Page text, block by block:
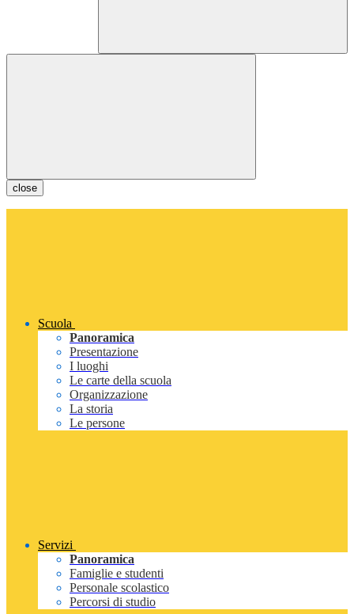
close
Scuola
Panoramica
Presentazione
I luoghi
Le carte della scuola
Organizzazione
La storia
Le persone
Servizi
Panoramica
Famiglie e studenti
Personale scolastico
Percorsi di studio